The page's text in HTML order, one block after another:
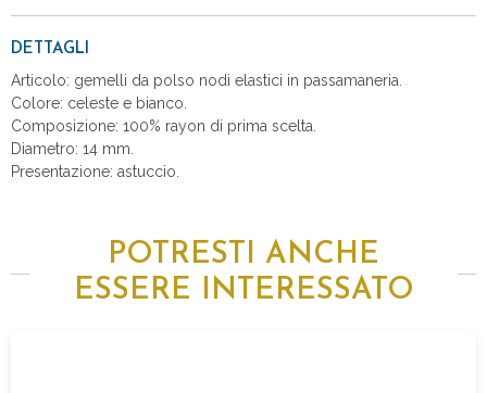
DETTAGLI
Articolo: gemelli da polso nodi elastici in passamaneria.
Colore: celeste e bianco.
Composizione: 100% rayon di prima scelta.
Diametro: 14 mm.
Presentazione: astuccio.
POTRESTI ANCHE
ESSERE INTERESSATO